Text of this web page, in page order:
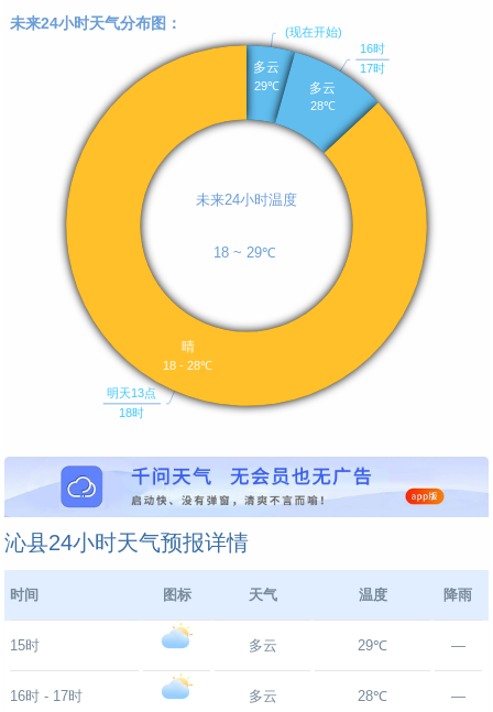
沁县24小时天气预报详情
时间 图标 天气 温度 降雨
15时 多云 29℃ —
16时 - 17时 多云 28℃ —